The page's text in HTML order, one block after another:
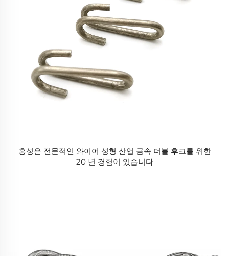
홍성은 전문적인 와이어 성형 산업 금속 더블 후크를 위한
20 년 경험이 있습니다